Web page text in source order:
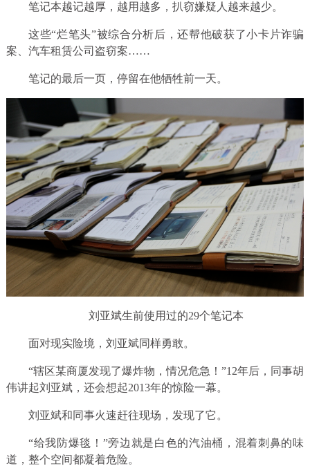
笔记本越记越厚，越用越多，扒窃嫌疑人越来越少。
这些“烂笔头”被综合分析后，还帮他破获了小卡片诈骗
案、汽车租赁公司盗窃案……
笔记的最后一页，停留在他牺牲前一天。
刘亚斌生前使用过的29个笔记本
面对现实险境，刘亚斌同样勇敢。
“辖区某商厦发现了爆炸物，情况危急！”12年后，同事胡
伟讲起刘亚斌，还会想起2013年的惊险一幕。
刘亚斌和同事火速赶往现场，发现了它。
“给我防爆毯！”旁边就是白色的汽油桶，混着刺鼻的味
道，整个空间都凝着危险。